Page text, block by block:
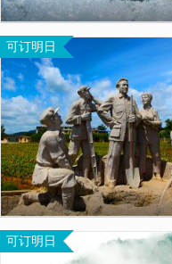
可订明日
可订明日